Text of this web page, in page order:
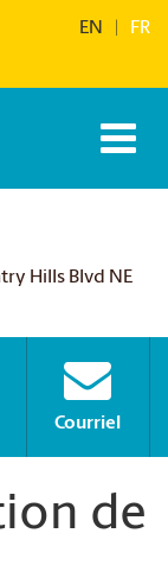
EN FR
Hills Blvd NE
Courriel
de